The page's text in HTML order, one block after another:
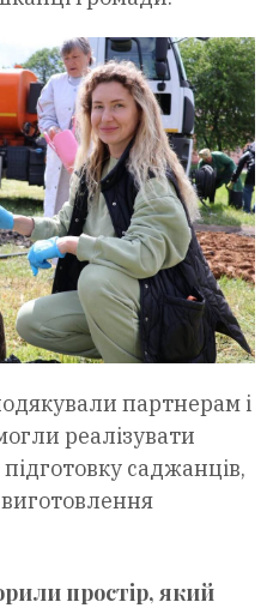
партнерам і
реалізувати
підготовку саджанців,
простір, який